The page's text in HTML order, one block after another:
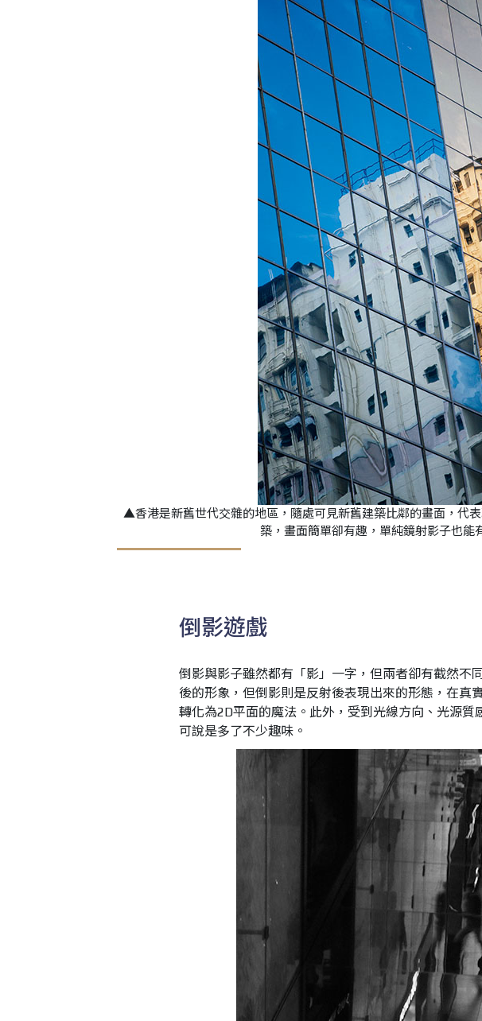
▲香港是新舊世代交雜的地區，隨處可見新舊建築比鄰的畫面，代
築，畫面簡單卻有趣，單純鏡射影子也能
倒影遊戲
倒影與影子雖然都有「影」一字，但兩者卻有截然不
後的形象，但倒影則是反射後表現出來的形態，在真
轉化為2D平面的魔法。此外，受到光線方向、光源質
可說是多了不少趣味。